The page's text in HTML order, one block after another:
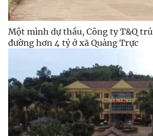
Một mình dự thầu, Công ty T&Q
đường hơn 4 tỷ ở xã Quảng Trực